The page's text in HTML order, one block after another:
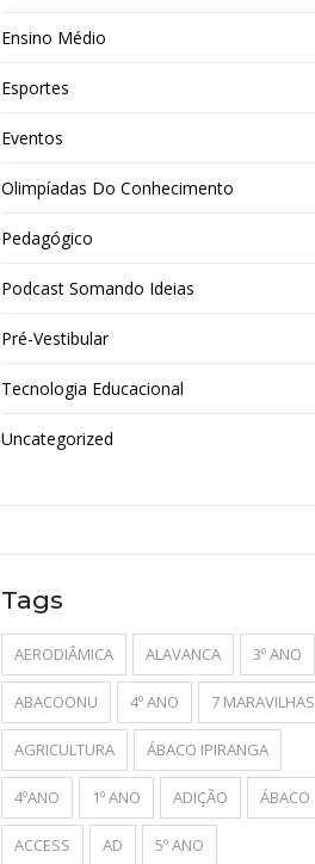
Ensino Médio
Esportes
Eventos
Olimpíadas Do Conhecimento
Pedagógico
Podcast Somando Ideias
Pré-Vestibular
Tecnologia Educacional
Uncategorized
Tags
AERODIÂMICA ALAVANCA 3º ANO
ABACOONU 4º ANO 7 MARAVILHAS
AGRICULTURA ÁBACO IPIRANGA
4ºANO 1º ANO ADIÇÃO ÁBACO
ACCESS AD 5º ANO